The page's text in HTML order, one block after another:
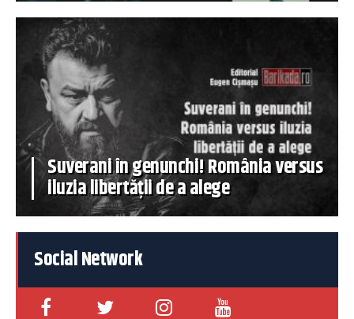
Suverani în genunchi! România versus
iluzia libertății de a alege
Social Network